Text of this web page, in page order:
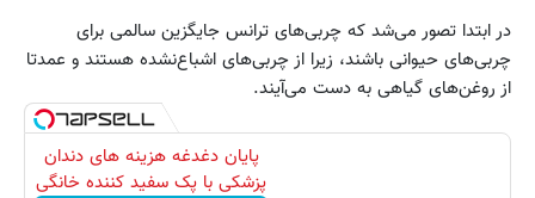
در ابتدا تصور می‌شد که چربی‌های ترانس جایگزین سالمی برای
چربی‌های حیوانی باشند، زیرا از چربی‌های اشباع‌نشده هستند و عمدتا
از روغن‌های گیاهی به دست می‌‌آیند.
پایان دغدغه هزینه های دندان
پزشکی با پک سفید کننده خانگی